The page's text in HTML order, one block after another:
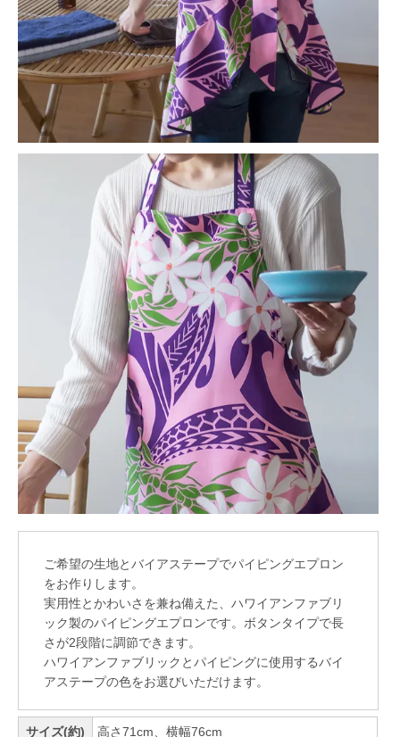
ご希望の生地とバイアステープでパイピングエプロン
をお作りします。
実用性とかわいさを兼ね備えた、ハワイアンファブリ
ック製のパイピングエプロンです。ボタンタイプで長
さが2段階に調節できます。
ハワイアンファブリックとパイピングに使用するバイ
アステープの色をお選びいただけます。
サイズ(約) 高さ71cm、横幅76cm